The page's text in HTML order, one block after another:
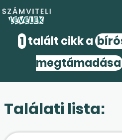
1 talált cikk a
megtámadása
Találati lista: